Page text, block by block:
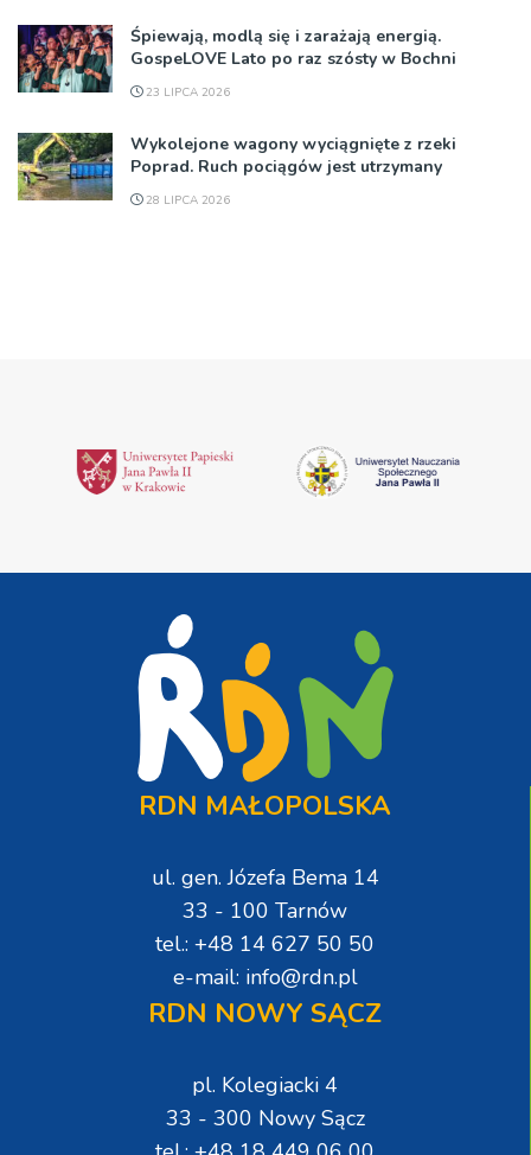
Śpiewają, modlą się i zarażają energią.
GospeLOVE Lato po raz szósty w Bochni
23 LIPCA 2026
Wykolejone wagony wyciągnięte z rzeki
Poprad. Ruch pociągów jest utrzymany
28 LIPCA 2026
RDN MAŁOPOLSKA
ul. gen. Józefa Bema 14
33 - 100 Tarnów
tel.: +48 14 627 50 50
e-mail: info@rdn.pl
RDN NOWY SĄCZ
pl. Kolegiacki 4
33 - 300 Nowy Sącz